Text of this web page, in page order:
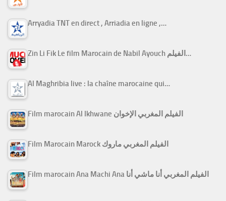
Arryadia TNT en direct , Arriadia en ligne ,…
Zin Li Fik Le film Marocain de Nabil Ayouch الفيلم…
Al Maghribia live : la chaîne marocaine qui…
Film marocain Al Ikhwane الفيلم المغربي الإخوان
Film Marocain Marock الفيلم المغربي ماروك
Film marocain Ana Machi Ana الفيلم المغربي أنا ماشي أنا